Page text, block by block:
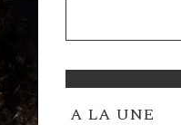
A LA UNE